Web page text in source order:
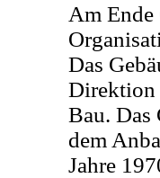
Am Ende
Das
Direktion
Bau. Das
dem
Jahre